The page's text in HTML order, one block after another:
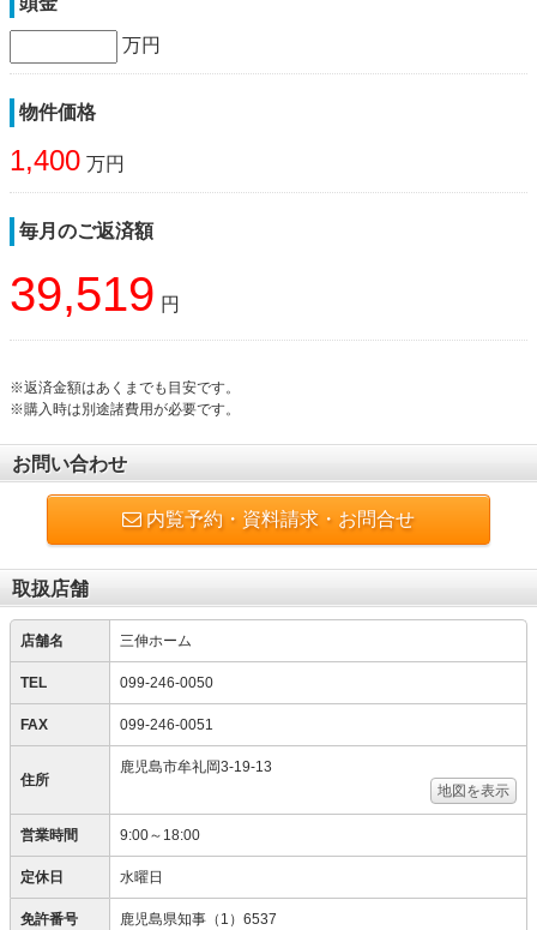
万円
物件価格
1,400 万円
毎月のご返済額
39,519 円
※返済金額はあくまでも目安です。
※購入時は別途諸費用が必要です。
お問い合わせ
内覧予約・資料請求・お問合せ
取扱店舗
店舗名 三伸ホーム
TEL 099-246-0050
FAX 099-246-0051
住所
鹿児島市牟礼岡3-19-13
地図を表示
営業時間 9:00～18:00
定休日 水曜日
免許番号 鹿児島県知事（1）6537